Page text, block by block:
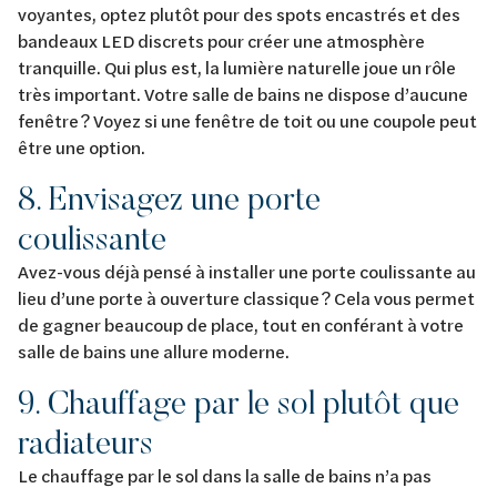
voyantes, optez plutôt pour des spots encastrés et des
bandeaux LED discrets pour créer une atmosphère
tranquille. Qui plus est, la lumière naturelle joue un rôle
très important. Votre salle de bains ne dispose d’aucune
fenêtre ? Voyez si une fenêtre de toit ou une coupole peut
être une option.
8. Envisagez une porte
coulissante
Avez-vous déjà pensé à installer une porte coulissante au
lieu d’une porte à ouverture classique ? Cela vous permet
de gagner beaucoup de place, tout en conférant à votre
salle de bains une allure moderne.
9. Chauffage par le sol plutôt que
radiateurs
Le chauffage par le sol dans la salle de bains n’a pas